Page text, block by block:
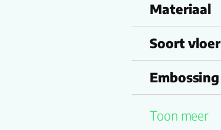
Materiaal
Soort vloer
Embossing
Look kleur
Toon meer